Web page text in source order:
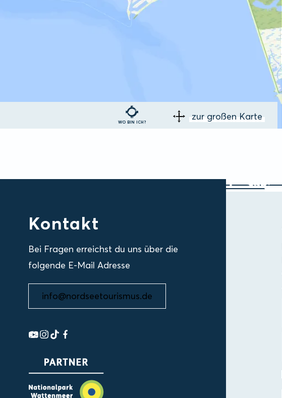
WO BIN ICH? zur großen Karte
Kontakt
Bei Fragen erreichst du uns über die
folgende E-Mail Adresse
info@nordseetourismus.de